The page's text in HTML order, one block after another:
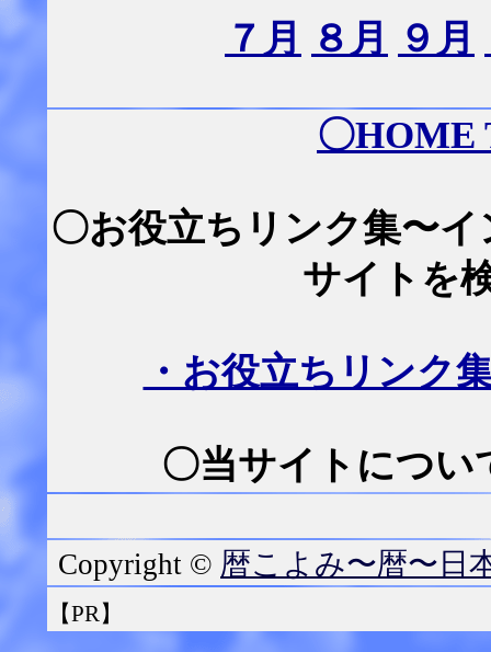
７月 ８月 ９月
〇HOME
〇お役立ちリンク集〜
サイトを
・お役立ちリンク
〇当サイトについ
Copyright © 暦こよみ〜暦〜日
【PR】